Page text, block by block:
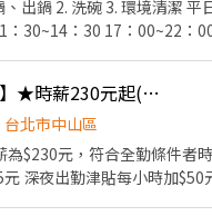
班：09:30 - 13:30 ​中班：
16:45 - 20:30 ​長期兼職標準： 1. 基
月配合總工時 80 小時以上。 ​💰 薪資
定起薪，依能力及時數調整。
元/小時！ ​安心保障： 依
在意你的健康）。 ​專屬福利
工聚餐。 ​📩 加入我們 ​如果你對環
型態的餐飲工作，歡迎跟我
測量食材的容量與重量。 ．
2. 洗碗 3. 環境清潔 平日：18：
00~22：00 依現場狀況排
【すき家 SUKIYA】★時薪230元起(含全勤)★民權西路店
台北市中山區
$230元，符合全勤條件者
出勤津貼每小時加$50元 ⭕【福利